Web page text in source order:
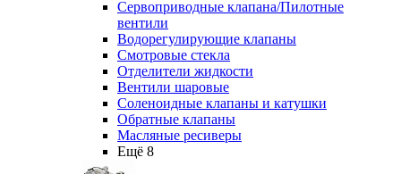
Сервоприводные клапана/Пилотные
вентили
Водорегулирующие клапаны
Смотровые стекла
Отделители жидкости
Вентили шаровые
Соленоидные клапаны и катушки
Обратные клапаны
Масляные ресиверы
Ещё 8